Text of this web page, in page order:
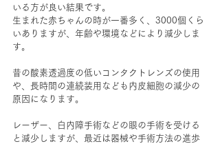
いる方が良い結果です。
生まれた赤ちゃんの時が一番多く、3000個くら
いありますが、年齢や環境などにより減少しま
す。
昔の酸素透過度の低いコンタクトレンズの使用
や、長時間の連続装用なども内皮細胞の減少の
原因になります。
レーザー、白内障手術などの眼の手術を受ける
と減少しますが、最近は器械や手術方法の進歩